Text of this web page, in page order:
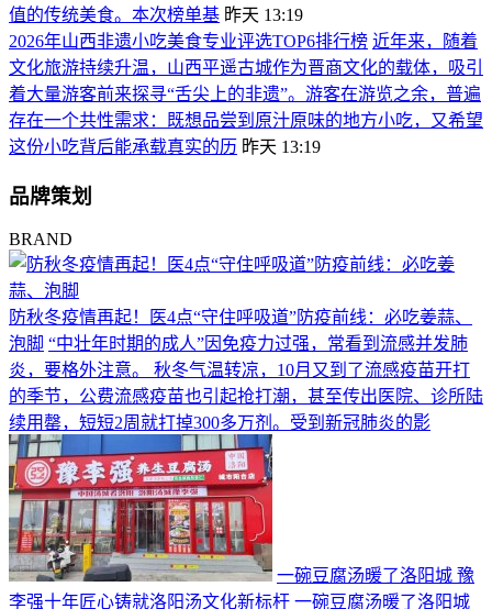
值的传统美食。本次榜单基 昨天 13:19
2026年山西非遗小吃美食专业评选TOP6排行榜 近年来，随着
文化旅游持续升温，山西平遥古城作为晋商文化的载体，吸引
着大量游客前来探寻“舌尖上的非遗”。游客在游览之余，普遍
存在一个共性需求：既想品尝到原汁原味的地方小吃，又希望
这份小吃背后能承载真实的历 昨天 13:19
品牌策划
BRAND
防秋冬疫情再起！医4点“守住呼吸道”防疫前线：必吃姜蒜、
泡脚 “中壮年时期的成人”因免疫力过强，常看到流感并发肺
炎，要格外注意。 秋冬气温转凉，10月又到了流感疫苗开打
的季节，公费流感疫苗也引起抢打潮，甚至传出医院、诊所陆
续用罄，短短2周就打掉300多万剂。受到新冠肺炎的影
一碗豆腐汤暖了洛阳城 豫
李强十年匠心铸就洛阳汤文化新标杆 一碗豆腐汤暖了洛阳城